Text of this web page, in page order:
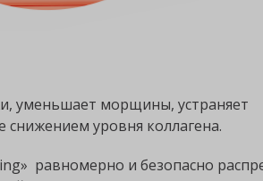
уменьшает морщины, устраняет
уровня коллагена.
равномерно и безопасно